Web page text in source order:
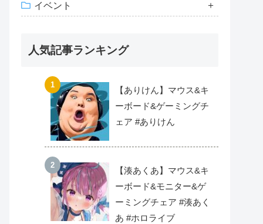
イベント
人気記事ランキング
【ありけん】マウス&キ
ーボード&ゲーミングチ
ェア #ありけん
【湊あくあ】マウス&キ
ーボード&モニター&ゲ
ーミングチェア #湊あく
あ #ホロライブ